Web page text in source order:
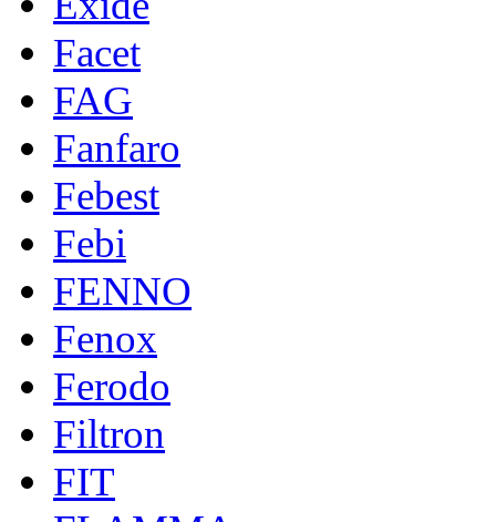
Facet
FAG
Fanfaro
Febest
Febi
FENNO
Fenox
Ferodo
Filtron
FIT